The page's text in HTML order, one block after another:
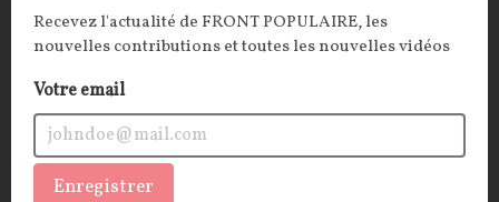
La Rédaction 24/07/2026 18
CULTURESOCIÉTÉ
Recevez l'actualité de FRONT POPULAIRE, les
nouvelles contributions et toutes les nouvelles vidéos
Votre email
Enregistrer